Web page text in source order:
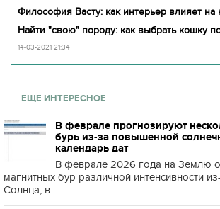
Философия Васту: как интерьер влияет на
Найти "свою" породу: как выбрать кошку
14-03-2021 21:34
ЕЩЕ ИНТЕРЕСНОЕ
В феврале прогнозируют
бурь из-за повышенной
календарь дат
В феврале 2026 года на Землю
магнитных бур различной интенсивности
Солнца, в ...